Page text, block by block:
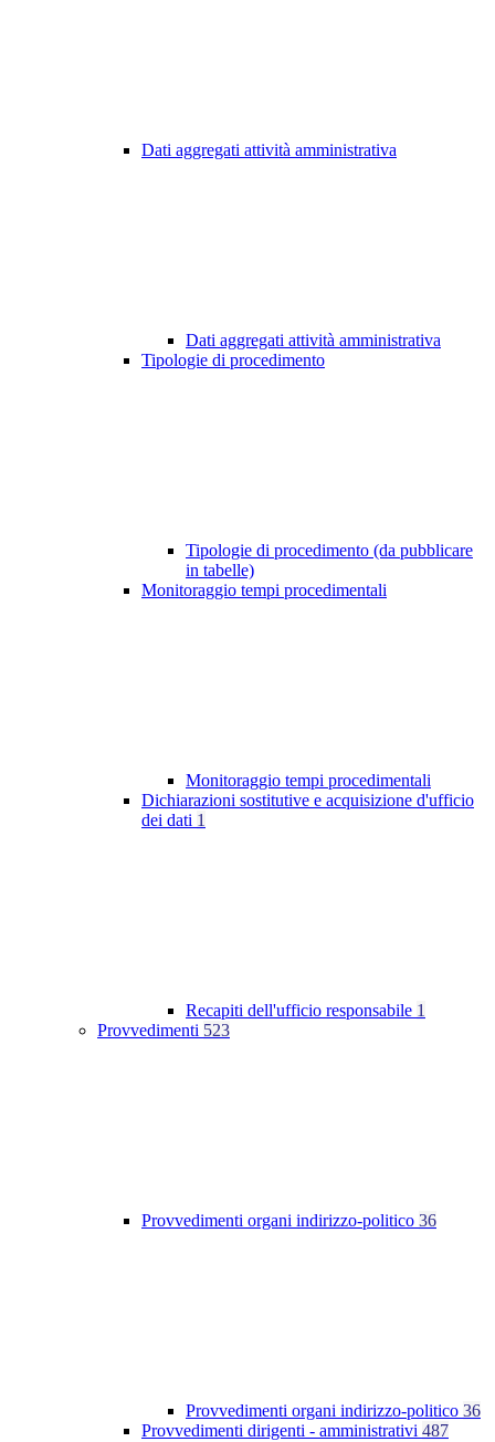
Dati aggregati attività amministrativa
Dati aggregati attività amministrativa
Tipologie di procedimento
Tipologie di procedimento (da pubblicare
in tabelle)
Monitoraggio tempi procedimentali
Monitoraggio tempi procedimentali
Dichiarazioni sostitutive e acquisizione d'ufficio
dei dati 1
Recapiti dell'ufficio responsabile 1
Provvedimenti 523
Provvedimenti organi indirizzo-politico 36
Provvedimenti organi indirizzo-politico 36
Provvedimenti dirigenti - amministrativi 487